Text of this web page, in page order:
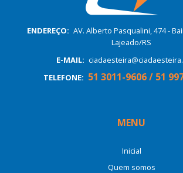
ENDEREÇO: AV. Alberto Pasqualini, 474 -
Lajeado/RS
E-MAIL:
TELEFONE: 51 3011-9606 / 51
MENU
Inicial
Quem somos